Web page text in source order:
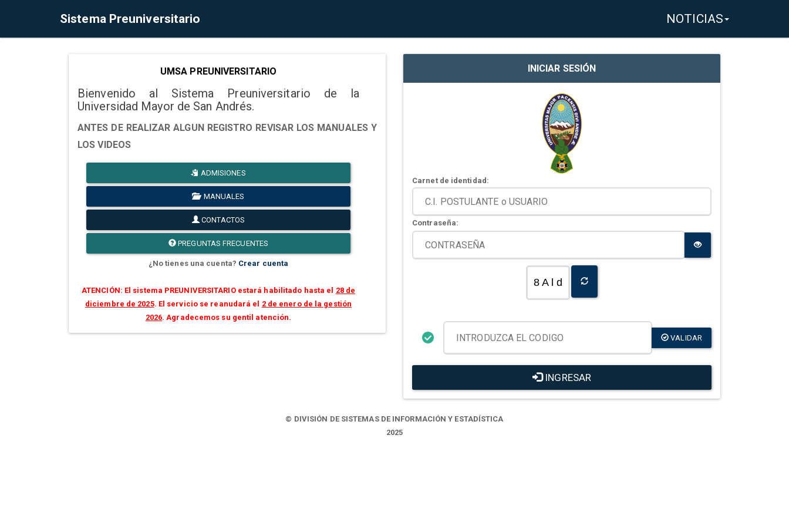
Sistema Preuniversitario NOTICIAS
UMSA PREUNIVERSITARIO
Bienvenido al Sistema Preuniversitario de la
Universidad Mayor de San Andrés.
ANTES DE REALIZAR ALGUN REGISTRO REVISAR LOS MANUALES Y
LOS VIDEOS
ADMISIONES
MANUALES
CONTACTOS
PREGUNTAS FRECUENTES
¿No tienes una cuenta? Crear cuenta
ATENCIÓN: El sistema PREUNIVERSITARIO estará habilitado hasta el 28 de
diciembre de 2025. El servicio se reanudará el 2 de enero de la gestión
2026. Agradecemos su gentil atención.
INICIAR SESIÓN
Carnet de identidad:
Contraseña:
8 A l d
VALIDAR
INGRESAR
© DIVISIÓN DE SISTEMAS DE INFORMACIÓN Y ESTADÍSTICA
2025